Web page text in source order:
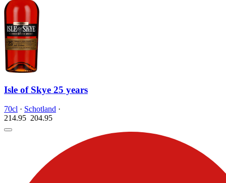
Isle of Skye 25 years
70cl · Schotland ·
214.95 204.95